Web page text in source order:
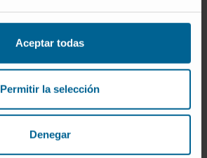
Aceptar todas
Permitir la selección
Denegar